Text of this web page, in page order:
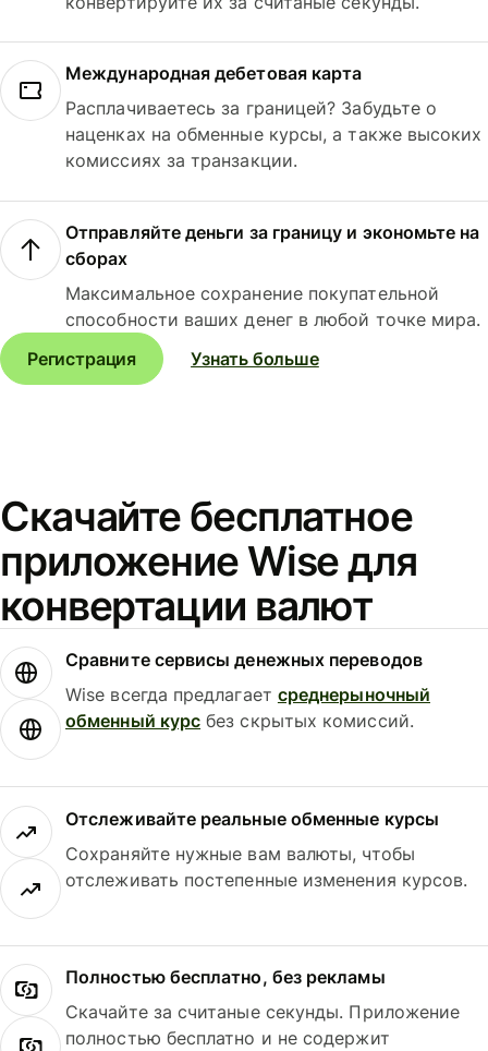
Международная дебетовая карта
Расплачиваетесь за границей? Забудьте о
наценках на обменные курсы, а также высоких
комиссиях за транзакции.
Отправляйте деньги за границу и экономьте на
сборах
Максимальное сохранение покупательной
способности ваших денег в любой точке мира.
Регистрация
Узнать больше
Скачайте бесплатное
приложение Wise для
конвертации валют
Сравните сервисы денежных переводов
Wise всегда предлагает среднерыночный
обменный курс без скрытых комиссий.
Отслеживайте реальные обменные курсы
Сохраняйте нужные вам валюты, чтобы
отслеживать постепенные изменения курсов.
Полностью бесплатно, без рекламы
Скачайте за считаные секунды. Приложение
полностью бесплатно и не содержит